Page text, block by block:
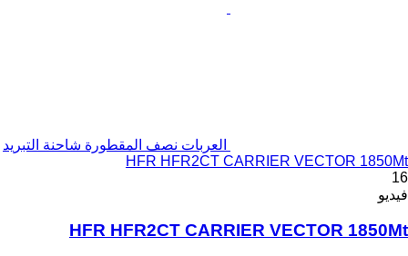
العربات نصف المقطورة شاحنة التبريد
HFR HFR2CT CARRIER VECTOR 1850Mt
16
فيديو
HFR HFR2CT CARRIER VECTOR 1850Mt